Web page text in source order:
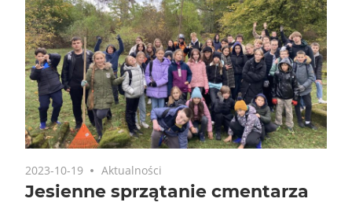
2023-10-19 Aktualności
Jesienne sprzątanie cmentarza